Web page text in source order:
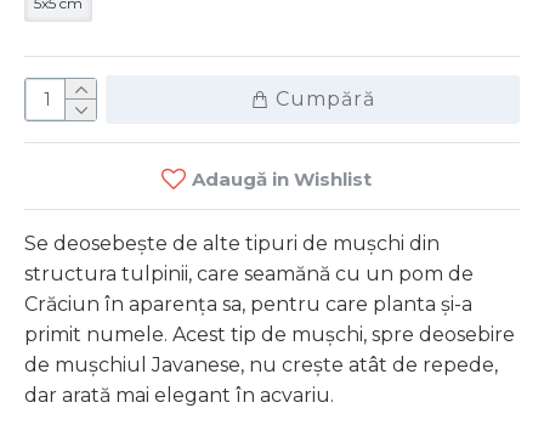
Cumpără
Adaugă in Wishlist
Se deosebește de alte tipuri de mușchi din
structura tulpinii, care seamănă cu un pom de
Crăciun în aparența sa, pentru care planta și-a
primit numele. Acest tip de mușchi, spre deosebire
de mușchiul Javanese, nu crește atât de repede,
dar arată mai elegant în acvariu.